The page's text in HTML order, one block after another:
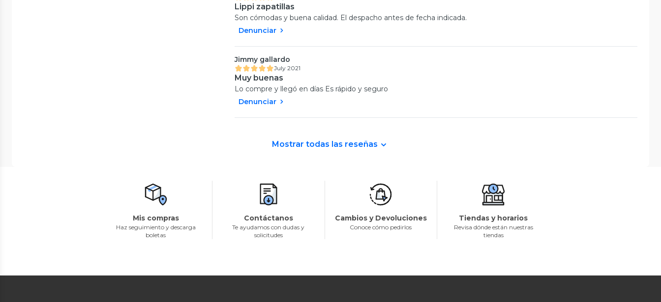
Lippi zapatillas
Son cómodas y buena calidad. El despacho antes de fecha indicada.
Denunciar
Jimmy gallardo
July 2021
Muy buenas
Lo compre y llegó en días Es rápido y seguro
Denunciar
Mostrar todas las reseñas
Mis compras
Haz seguimiento y descarga
boletas
Contáctanos
Te ayudamos con dudas y
solicitudes
Cambios y Devoluciones
Conoce cómo pedirlos
Tiendas y horarios
Revisa dónde están nuestras
tiendas